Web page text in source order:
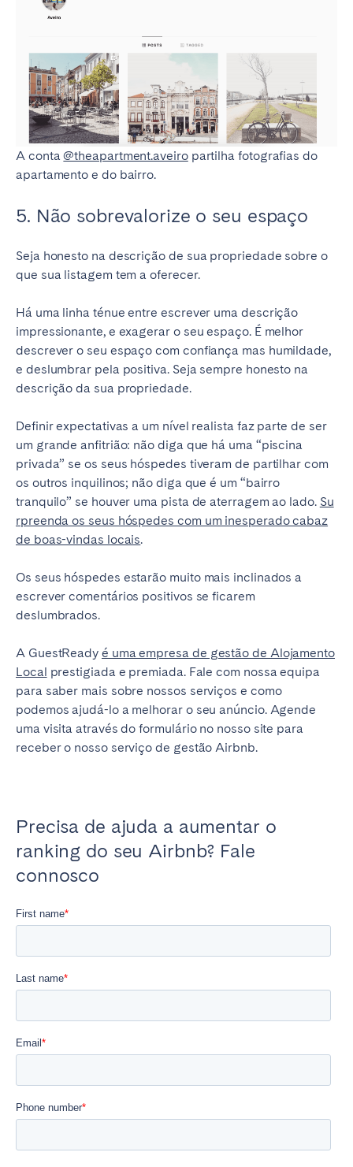
A conta@theapartment.aveiropartilha fotografias do
apartamento e do bairro.
5. Não sobrevalorize o seu espaço
Seja honesto na descrição de sua propriedade sobre o
que sua listagem tem a oferecer.
Há uma linha ténue entre escrever uma descrição
impressionante, e exagerar o seu espaço. É melhor
descrever o seu espaço com confiança mas humildade,
e deslumbrar pela positiva. Seja sempre honesto na
descrição da sua propriedade.
Definir expectativas a um nível realista faz parte de ser
um grande anfitrião: não diga que há uma “piscina
privada” se os seus hóspedes tiveram de partilhar com
os outros inquilinos; não diga que é um “bairro
tranquilo” se houver uma pista de aterragem ao lado. Su
rpreenda os seus hóspedes com um inesperado cabaz
de boas-vindas locais.
Os seus hóspedes estarão muito mais inclinados a
escrever comentários positivos se ficarem
deslumbrados.
A GuestReady é uma empresa de gestão de Alojamento
Local prestigiada e premiada. Fale com nossa equipa
para saber mais sobre nossos serviços e como
podemos ajudá-lo a melhorar o seu anúncio. Agende
uma visita através do formulário no nosso site para
receber o nosso serviço de gestão Airbnb.
Precisa de ajuda a aumentar o
ranking do seu Airbnb? Fale
connosco